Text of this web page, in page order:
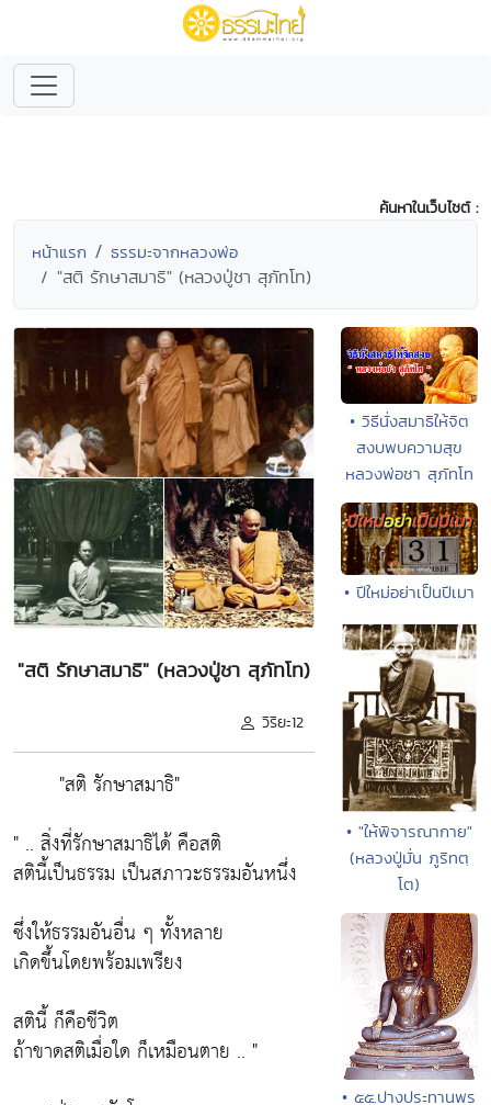
ค้นหาในเว็บไซต์ :
หน้าแรก ธรรมะจากหลวงพ่อ
"สติ รักษาสมาธิ" (หลวงปู่ชา สุภัทโท)
"สติ รักษาสมาธิ" (หลวงปู่ชา สุภัทโท)
วิริยะ12
"สติ รักษาสมาธิ"
" .. สิ่งที่รักษาสมาธิได้ คือสติ
สตินี้เป็นธรรม เป็นสภาวะธรรมอันหนึ่ง
ซึ่งให้ธรรมอันอื่น ๆ ทั้งหลาย
เกิดขึ้นโดยพร้อมเพรียง
สตินี้ ก็คือชีวิต
ถ้าขาดสติเมื่อใด ก็เหมือนตาย .. "
• วิธีนั่งสมาธิให้จิต
สงบพบความสุข
หลวงพ่อชา สุภัทโท
• ปีใหม่อย่าเป็นปีเมา
• "ให้พิจารณากาย"
(หลวงปู่มั่น ภูริทตฺ
โต)
• ๕๕.ปางประทานพร